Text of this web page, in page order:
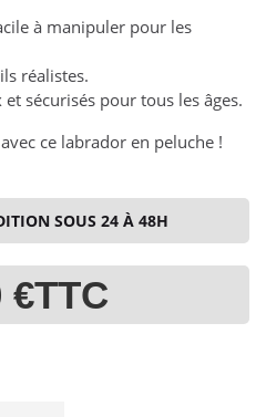
à manipuler pour les
réalistes.
sécurisés pour tous les âges.
ce labrador en peluche !
SOUS 24 À 48H
€TTC